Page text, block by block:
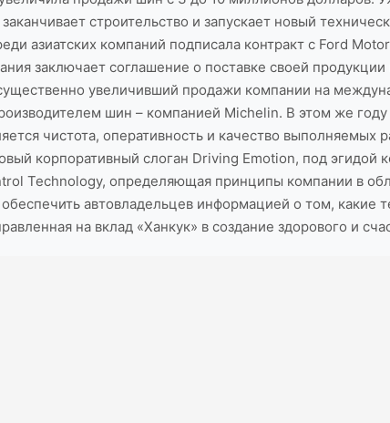
строительство и запускает новый
азиатских компаний подписала контракт с Ford
заключает соглашение о поставке своей
увеличивший продажи компании на
шин – компанией Michelin. В этом же
чистота, оперативность и качество выполняемых
корпоративный слоган Driving Emotion, под эгидой
Technology, определяющая принципы компании в
автовладельцев информацией о том, какие
на вклад «Ханкук» в создание здорового и